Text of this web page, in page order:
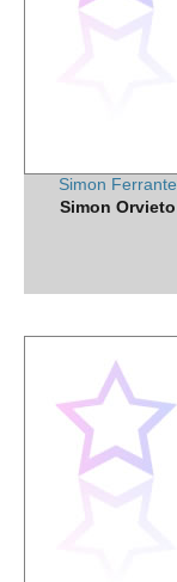
Simon Ferrante
Simon Orvieto